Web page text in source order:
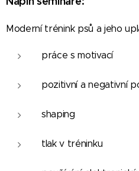
Moderní trénink psů a jeho
práce s motivací
pozitivní a negativní
shaping
tlak v tréninku